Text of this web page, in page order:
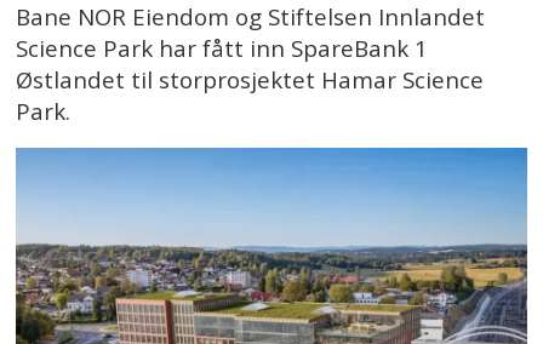
Bane NOR Eiendom og Stiftelsen Innlandet
Science Park har fått inn SpareBank 1
Østlandet til storprosjektet Hamar Science
Park.